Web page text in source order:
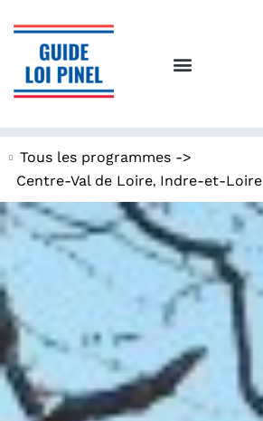
Tous les programmes ->
Centre-Val de Loire, Indre-et-Loire